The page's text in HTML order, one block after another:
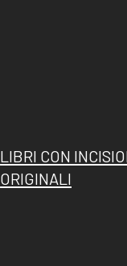
LIBRI CON
ORIGINALI